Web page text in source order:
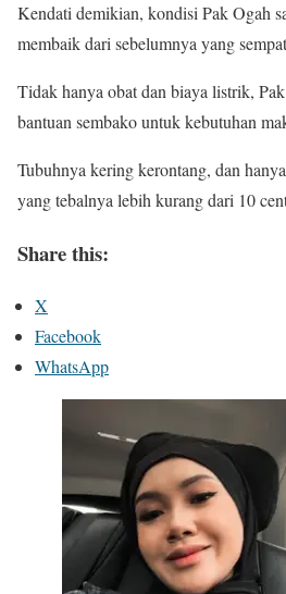
Kendati demikian, kondisi Pak Ogah
membaik dari sebelumnya yang
Tidak hanya obat dan biaya listrik,
bantuan sembako untuk kebutuhan
Tubuhnya kering kerontang, dan
yang tebalnya lebih kurang dari 10
Share this:
X
Facebook
WhatsApp